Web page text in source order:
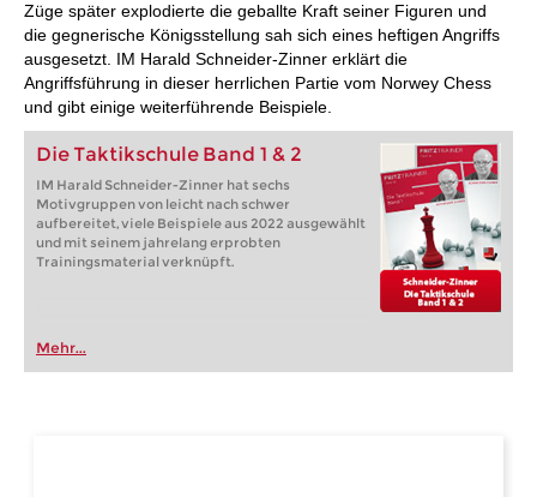
Züge später explodierte die geballte Kraft seiner Figuren und
die gegnerische Königsstellung sah sich eines heftigen Angriffs
ausgesetzt. IM Harald Schneider-Zinner erklärt die
Angriffsführung in dieser herrlichen Partie vom Norwey Chess
und gibt einige weiterführende Beispiele.
Die Taktikschule Band 1 & 2
IM Harald Schneider-Zinner hat sechs
Motivgruppen von leicht nach schwer
aufbereitet, viele Beispiele aus 2022 ausgewählt
und mit seinem jahrelang erprobten
Trainingsmaterial verknüpft.
Mehr...